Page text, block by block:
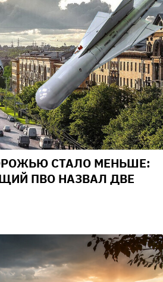
СТАЛО МЕНЬШЕ:
ПВО НАЗВАЛ ДВЕ